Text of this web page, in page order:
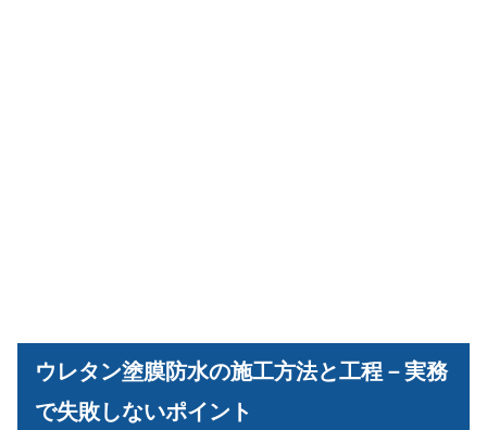
ウレタン塗膜防水の施工方法と工程－実務
で失敗しないポイント